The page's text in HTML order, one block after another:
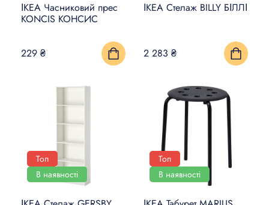
ІКЕА Часниковий прес
KONCIS КОНСИС
229 ₴
ІКЕА Стелаж BILLY БІЛЛІ
2 283 ₴
Топ
В наявності
Топ
В наявності